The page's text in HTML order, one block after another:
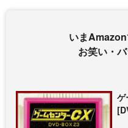
いま
お笑い・